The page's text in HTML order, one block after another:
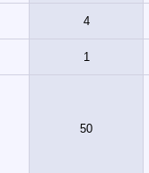
4
1
50